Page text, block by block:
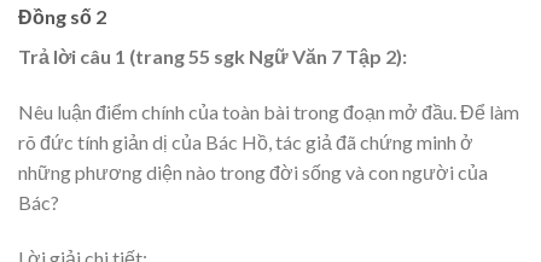
Đồng số 2
Trả lời câu 1 (trang 55 sgk Ngữ Văn 7 Tập 2):
Nêu luận điểm chính của toàn bài trong đoạn mở đầu. Để làm
rõ đức tính giản dị của Bác Hồ, tác giả đã chứng minh ở
những phương diện nào trong đời sống và con người của
Bác?